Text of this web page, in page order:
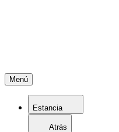
Menú
Estancia
Atrás